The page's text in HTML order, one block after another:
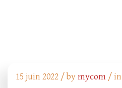
15 juin 2022 /bymycom / in